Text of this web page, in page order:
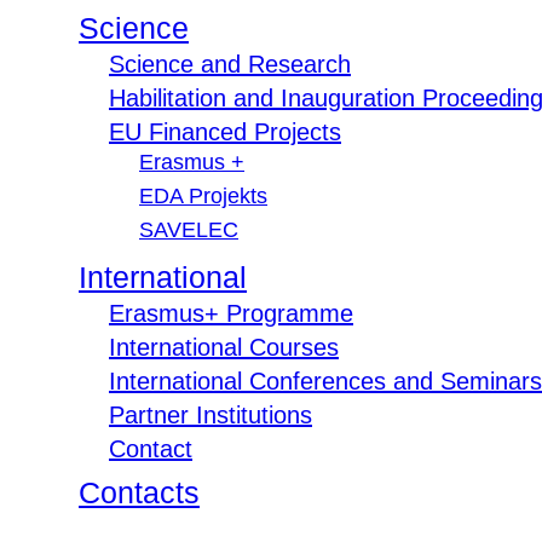
Science
Science and Research
Habilitation and Inauguration
EU Financed Projects
Erasmus +
EDA Projekts
SAVELEC
International
Erasmus+ Programme
International Courses
International Conferences and Seminars
Partner Institutions
Contact
Contacts